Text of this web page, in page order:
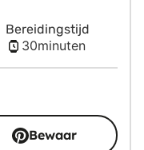
Bereidingstijd
30minuten
minuten
Bewaar